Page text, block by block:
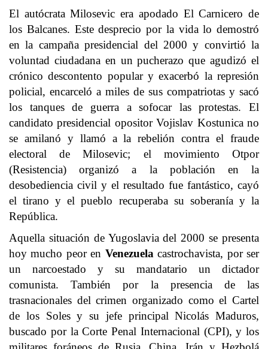
El autócrata Milosevic era apodado El Carnicero de
los Balcanes. Este desprecio por la vida lo demostró
en la campaña presidencial del 2000 y convirtió la
voluntad ciudadana en un pucherazo que agudizó el
crónico descontento popular y exacerbó la represión
policial, encarceló a miles de sus compatriotas y sacó
los tanques de guerra a sofocar las protestas. El
candidato presidencial opositor Vojislav Kostunica no
se amilanó y llamó a la rebelión contra el fraude
electoral de Milosevic; el movimiento Otpor
(Resistencia) organizó a la población en la
desobediencia civil y el resultado fue fantástico, cayó
el tirano y el pueblo recuperaba su soberanía y la
República.
Aquella situación de Yugoslavia del 2000 se presenta
hoy mucho peor en Venezuela castrochavista, por ser
un narcoestado y su mandatario un dictador
comunista. También por la presencia de las
trasnacionales del crimen organizado como el Cartel
de los Soles y su jefe principal Nicolás Maduros,
buscado por la Corte Penal Internacional (CPI), y los